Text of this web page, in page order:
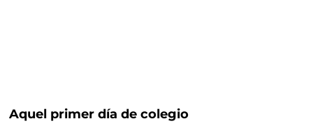
Aquel primer día de colegio